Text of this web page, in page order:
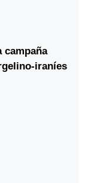
campaña
iraníes